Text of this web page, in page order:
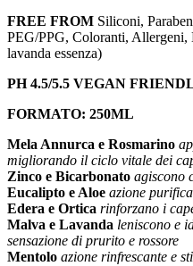
FREE FROM Siliconi,
PEG/PPG, Coloranti,
lavanda essenza)
PH 4.5/5.5 VEGAN
FORMATO: 250ML
Mela Annurca e Rosmarino
migliorando il ciclo vitale dei
Zinco e Bicarbonato agiscono
Eucalipto e Aloe azione
Edera e Ortica rinforzano i
Malva e Lavanda leniscono e
sensazione di prurito e rossore
Mentolo azione rinfrescante e